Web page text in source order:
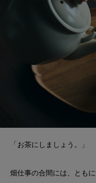
「お茶にしましょう。」
畑仕事の合間には、とも